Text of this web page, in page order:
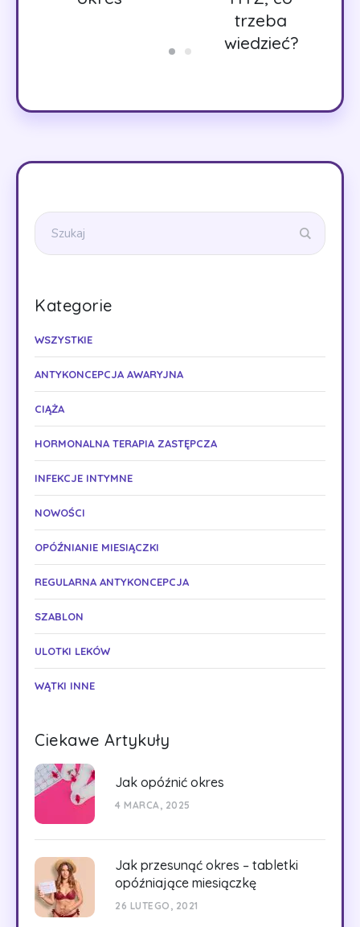
trzeba
wiedzieć?
Kategorie
WSZYSTKIE
ANTYKONCEPCJA AWARYJNA
CIĄŻA
HORMONALNA TERAPIA ZASTĘPCZA
INFEKCJE INTYMNE
NOWOŚCI
OPÓŹNIANIE MIESIĄCZKI
REGULARNA ANTYKONCEPCJA
SZABLON
ULOTKI LEKÓW
WĄTKI INNE
Ciekawe Artykuły
Jak opóźnić okres
4 MARCA, 2025
Jak przesunąć okres – tabletki
opóźniające miesiączkę
26 LUTEGO, 2021